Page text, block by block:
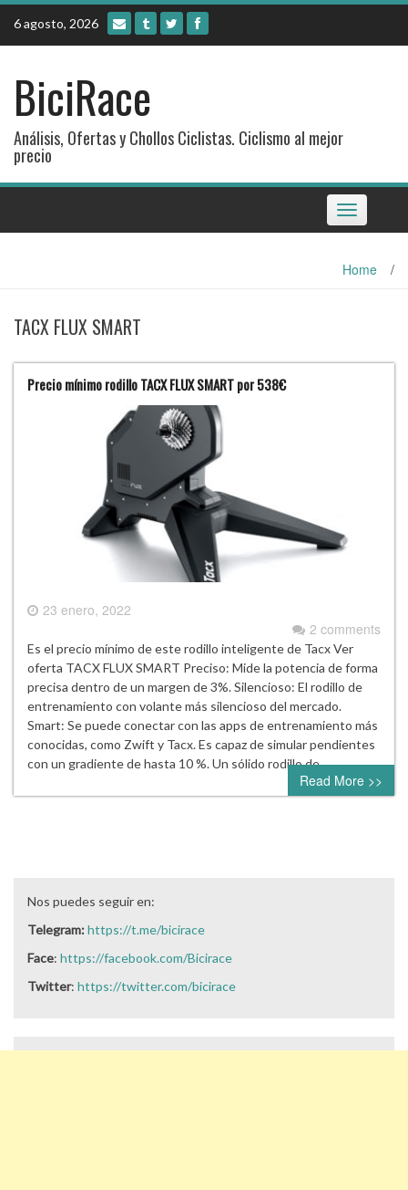
Skip
content
6 agosto, 2026
BiciRace
Análisis, Ofertas y Chollos Ciclistas. Ciclismo al mejor
precio
Toggle
navigation
Home /
TACX FLUX SMART
Precio mínimo rodillo TACX FLUX SMART por 538€
23 enero, 2022
2 comments
Es el precio mínimo de este rodillo inteligente de Tacx Ver
oferta TACX FLUX SMART Preciso: Mide la potencia de forma
precisa dentro de un margen de 3%. Silencioso: El rodillo de
entrenamiento con volante más silencioso del mercado.
Smart: Se puede conectar con las apps de entrenamiento más
conocidas, como Zwift y Tacx. Es capaz de simular pendientes
con un gradiente de hasta 10 %. Un sólido rodillo de…
Read More >>
Nos puedes seguir en:
Telegram:https://t.me/bicirace
Face: https://facebook.com/Bicirace
Twitter: https://twitter.com/bicirace